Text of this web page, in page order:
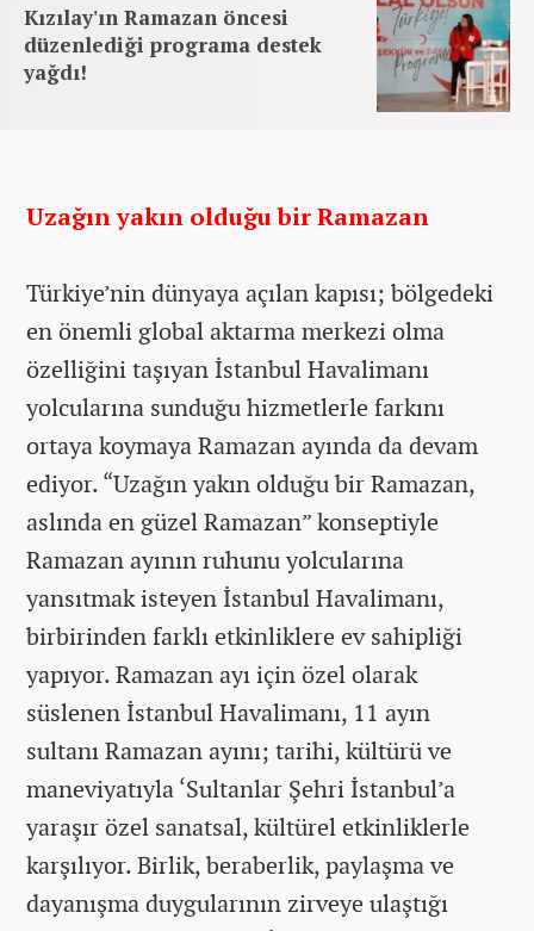
Kızılay'ın Ramazan öncesi
düzenlediği programa destek
yağdı!
Uzağın yakın olduğu bir Ramazan
Türkiye’nin dünyaya açılan kapısı; bölgedeki
en önemli global aktarma merkezi olma
özelliğini taşıyan İstanbul Havalimanı
yolcularına sunduğu hizmetlerle farkını
ortaya koymaya Ramazan ayında da devam
ediyor. “Uzağın yakın olduğu bir Ramazan,
aslında en güzel Ramazan” konseptiyle
Ramazan ayının ruhunu yolcularına
yansıtmak isteyen İstanbul Havalimanı,
birbirinden farklı etkinliklere ev sahipliği
yapıyor. Ramazan ayı için özel olarak
süslenen İstanbul Havalimanı, 11 ayın
sultanı Ramazan ayını; tarihi, kültürü ve
maneviyatıyla ‘Sultanlar Şehri İstanbul’a
yaraşır özel sanatsal, kültürel etkinliklerle
karşılıyor. Birlik, beraberlik, paylaşma ve
dayanışma duygularının zirveye ulaştığı